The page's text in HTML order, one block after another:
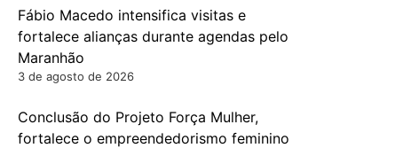
Fábio Macedo intensifica visitas e
fortalece alianças durante agendas pelo
Maranhão
3 de agosto de 2026
Conclusão do Projeto Força Mulher,
fortalece o empreendedorismo feminino